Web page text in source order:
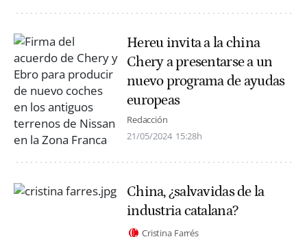
Hereu invita a la china
Chery a presentarse a un
nuevo programa de ayudas
europeas
Redacción
21/05/2024 15:28h
China, ¿salvavidas de la
industria catalana?
Cristina Farrés